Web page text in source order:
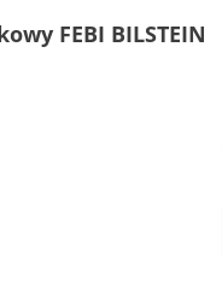
FEBI BILSTEIN